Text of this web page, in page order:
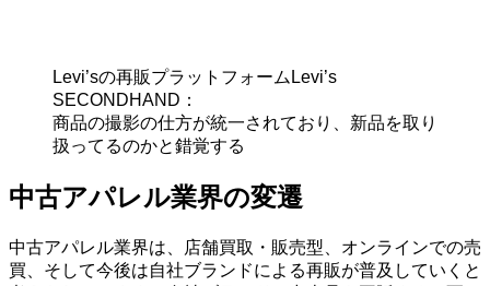
Levi’sの再販プラットフォームLevi’s
SECONDHAND：
商品の撮影の仕方が統一されており、新品を取り
扱ってるのかと錯覚する
中古アパレル業界の変遷
中古アパレル業界は、店舗買取・販売型、オンラインでの売
買、そして今後は自社ブランドによる再販が普及していくと